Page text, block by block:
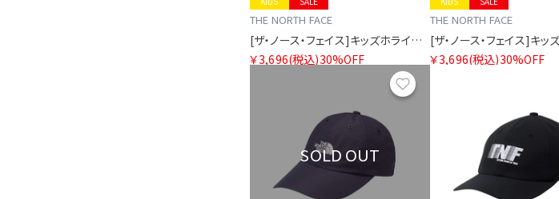
THE NORTH FACE
[ザ・ノース・フェイス]キッズホライズンハット
￥3,696(税込)30%OFF
THE NORTH FACE
￥3,696(税込)30%OFF
SOLD OUT